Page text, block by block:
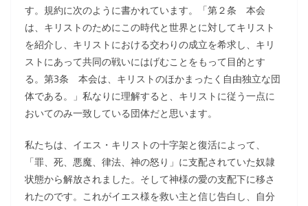
す。規約に次のように書かれています。「第２条 本会
は、キリストのためにこの時代と世界とに対してキリスト
を紹介し、キリストにおける交わりの成立を希求し、キリ
ストにあって共同の戦いにはげむことをもって目的とす
る。第3条 本会は、キリストのほかまったく自由独立な団
体である。」私なりに理解すると、キリストに従う一点に
おいてのみ一致している団体だと思います。
私たちは、イエス・キリストの十字架と復活によって、
「罪、死、悪魔、律法、神の怒り」に支配されていた奴隷
状態から解放されました。そして神様の愛の支配下に移さ
れたのです。これがイエス様を救い主と信じ告白し、自分